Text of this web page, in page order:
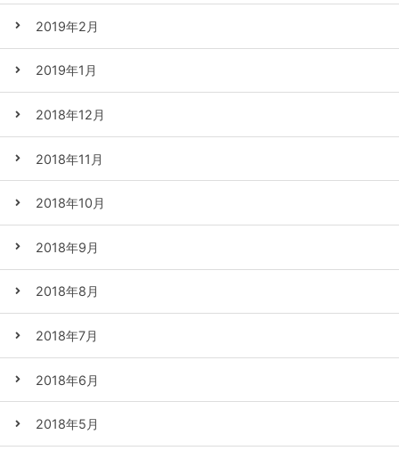
2019年2月
2019年1月
2018年12月
2018年11月
2018年10月
2018年9月
2018年8月
2018年7月
2018年6月
2018年5月